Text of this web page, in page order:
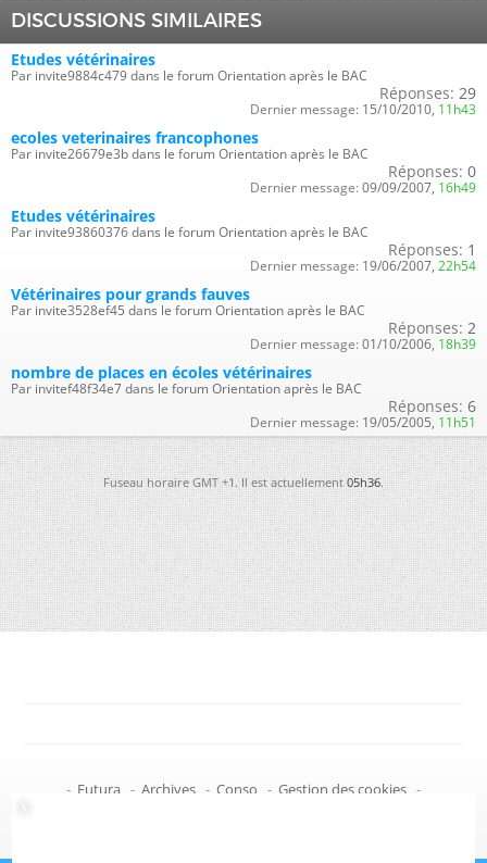
DISCUSSIONS SIMILAIRES
Etudes vétérinaires
Par invite9884c479 dans le forum Orientation après le BAC
Réponses: 29
Dernier message: 15/10/2010, 11h43
ecoles veterinaires francophones
Par invite26679e3b dans le forum Orientation après le BAC
Réponses: 0
Dernier message: 09/09/2007, 16h49
Etudes vétérinaires
Par invite93860376 dans le forum Orientation après le BAC
Réponses: 1
Dernier message: 19/06/2007, 22h54
Vétérinaires pour grands fauves
Par invite3528ef45 dans le forum Orientation après le BAC
Réponses: 2
Dernier message: 01/10/2006, 18h39
nombre de places en écoles vétérinaires
Par invitef48f34e7 dans le forum Orientation après le BAC
Réponses: 6
Dernier message: 19/05/2005, 11h51
Fuseau horaire GMT +1. Il est actuellement05h36.
- Futura - Archives - Conso - Gestion des cookies -